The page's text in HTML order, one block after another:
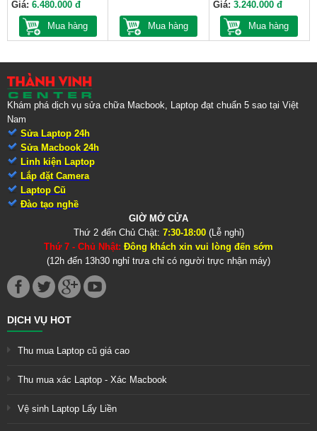
Giá: 6.480.000 đ
Mua hàng
Mua hàng
Giá: 3.240.000 đ
Mua hàng
Khám phá dịch vụ sửa chữa Macbook, Laptop đạt chuẩn 5 sao tại Việt
Nam
Sửa Laptop 24h
Sửa Macbook 24h
Linh kiện Laptop
Lắp đặt Camera
Laptop Cũ
Đào tạo nghề
GIỜ MỞ CỬA
Thứ 2 đến Chủ Chật: 7:30-18:00(Lễ nghỉ)
Thứ 7 - Chủ Nhật: Đông khách xin vui lòng đến sớm
(12h đến 13h30 nghỉ trưa chỉ có người trực nhận máy)
DỊCH VỤ HOT
Thu mua Laptop cũ giá cao
Thu mua xác Laptop - Xác Macbook
Vệ sinh Laptop Lấy Liền